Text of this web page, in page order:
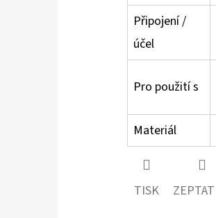
Připojení /
účel
Pro použití s
Materiál
TISK